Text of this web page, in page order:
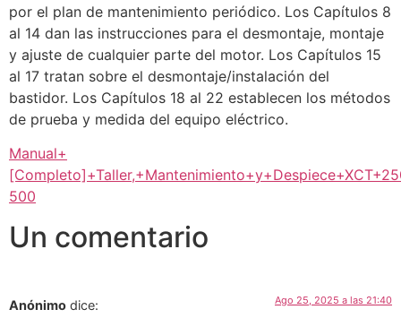
por el plan de mantenimiento periódico. Los Capítulos 8
al 14 dan las instrucciones para el desmontaje, montaje
y ajuste de cualquier parte del motor. Los Capítulos 15
al 17 tratan sobre el desmontaje/instalación del
bastidor. Los Capítulos 18 al 22 establecen los métodos
de prueba y medida del equipo eléctrico.
Manual+
500
Un comentario
Anónimo dice: Ago 25, 2025 a las 21:40